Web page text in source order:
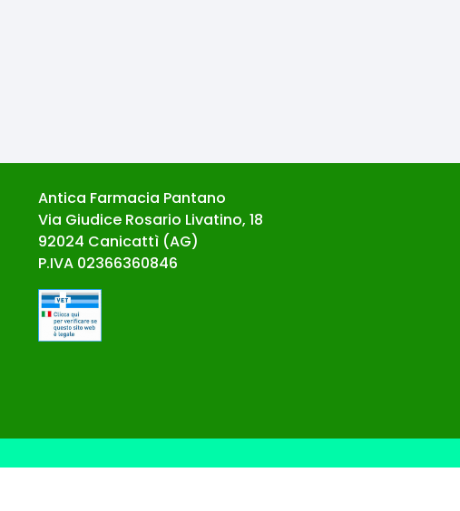
Antica Farmacia Pantano
Via Giudice Rosario Livatino, 18
92024 Canicattì (AG)
P.IVA 02366360846